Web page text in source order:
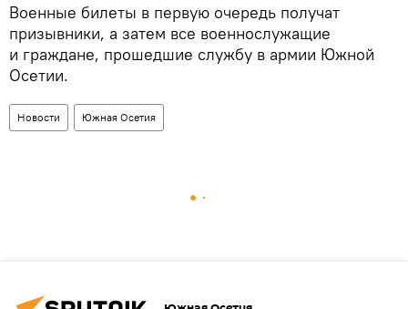
Военные билеты в первую очередь получат
призывники, а затем все военнослужащие
и граждане, прошедшие службу в армии Южной
Осетии.
Новости Южная Осетия